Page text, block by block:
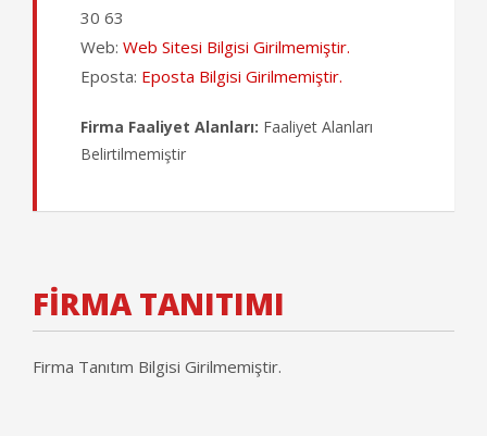
30 63
Web: Web Sitesi Bilgisi Girilmemiştir.
Eposta: Eposta Bilgisi Girilmemiştir.
Firma Faaliyet Alanları: Faaliyet Alanları
Belirtilmemiştir
FİRMA TANITIMI
Firma Tanıtım Bilgisi Girilmemiştir.